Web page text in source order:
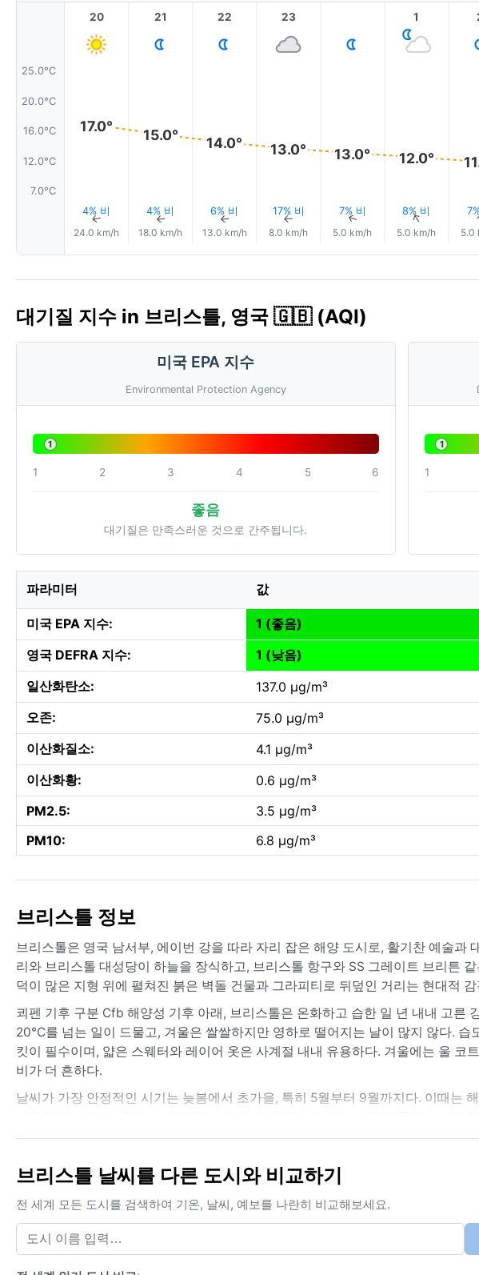
25.0°C
20.0°C
16.0°C
12.0°C
7.0°C
20
17.0°
4% 비
↑
24.0 km/h
21
15.0°
4% 비
↑
18.0 km/h
22
14.0°
6% 비
↑
13.0 km/h
23
13.0°
17% 비
↑
8.0 km/h
13.0°
7% 비
↑
5.0 km/h
1
12.0°
8% 비
↑
5.0 km/h 5.0
대기질 지수 in 브리스틀, 영국 🇬🇧 (AQI)
미국 EPA 지수
Environmental Protection Agency
1
1 2 3 4 5 6
좋음
대기질은 만족스러운 것으로 간주됩니다.
1
1
파라미터 값
미국 EPA 지수:
1 (좋음)
영국 DEFRA 지수:
1 (낮음)
일산화탄소:
137.0 µg/m³
오존:
75.0 µg/m³
이산화질소:
4.1 µg/m³
이산화황:
0.6 µg/m³
PM2.5:
3.5 µg/m³
PM10:
6.8 µg/m³
브리스틀 정보
브리스톨은 영국 남서부, 에이번 강을 따라 자리 잡은 해양 도시로, 활기찬 예술과
리와 브리스톨 대성당이 하늘을 장식하고, 브리스톨 항구와 SS 그레이트 브리튼
덕이 많은 지형 위에 펼쳐진 붉은 벽돌 건물과 그라피티로 뒤덮인 거리는 현대적
쾨펜 기후 구분 Cfb 해양성 기후 아래, 브리스톨은 온화하고 습한 일 년 내내 고른
20°C를 넘는 일이 드물고, 겨울은 쌀쌀하지만 영하로 떨어지는 날이 많지 않다.
킷이 필수이며, 얇은 스웨터와 레이어 옷은 사계절 내내 유용하다. 겨울에는 울 코
비가 더 흔하다.
날씨가 가장 안정적인 시기는 늦봄에서 초가을, 특히 5월부터 9월까지다. 이때는
리기도 한다. 눈은 드물지만 기온이 영하로 내려가면 길이 미끄러워지고 대중교
브리스틀 날씨를 다른 도시와 비교하기
전 세계 모든 도시를 검색하여 기온, 날씨, 예보를 나란히 비교해보세요.